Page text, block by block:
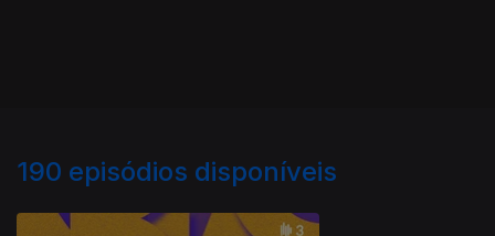
190 episódios disponíveis